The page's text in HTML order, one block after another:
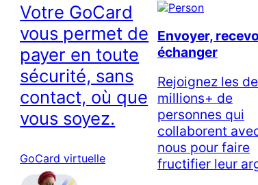
Votre GoCard
vous permet de
payer en toute
sécurité, sans
contact, où que
vous soyez.
GoCard virtuelle
Envoyer,
échanger
Rejoignez les
millions+ de
personnes qui
collaborent
nous pour faire
fructifier leur